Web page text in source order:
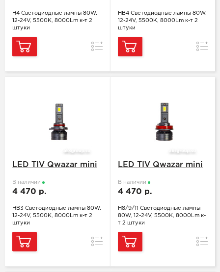
H4 Светодиодные лампы 80W,
12-24V, 5500K, 8000Lm к-т 2
штуки
Сравнение
HB4 Светодиодные лампы 80W,
12-24V, 5500K, 8000Lm к-т 2
штуки
LED TIV Qwazar mini
В наличии
4 470 р.
HB3 Светодиодные лампы 80W,
12-24V, 5500K, 8000Lm к-т 2
штуки
Сравнение
LED TIV Qwazar mini
В наличии
4 470 р.
H8/9/11 Светодиодные лампы
80W, 12-24V, 5500K, 8000Lm к-
т 2 штуки